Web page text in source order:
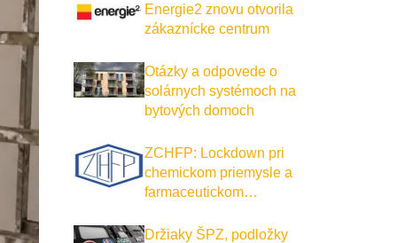
Energie2 znovu otvorila
zákaznícke centrum
Otázky a odpovede o
solárnych systémoch na
bytových domoch
ZCHFP: Lockdown pri
chemickom priemysle a
farmaceutickom…
Držiaky ŠPZ, podložky